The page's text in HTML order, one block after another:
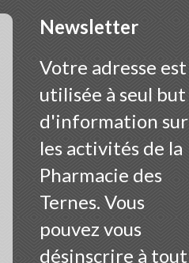
Newsletter
Votre adresse est
utilisée à seul but
d'information sur
les activités de la
Pharmacie des
Ternes. Vous
pouvez vous
désinscrire à tout